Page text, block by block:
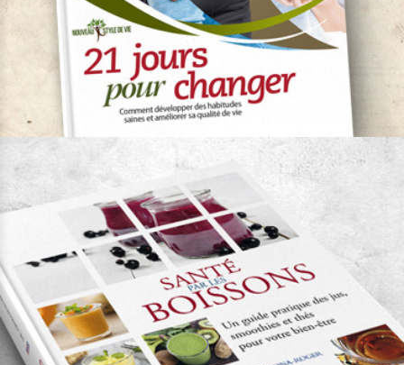
21 jours pour changer
Dr. Georges Pamplona Roger -Dr. Marcello Niek M. Leal
Remarquable
Nouveau Style de Vie